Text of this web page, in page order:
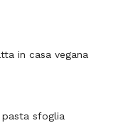
in casa vegana
sfoglia